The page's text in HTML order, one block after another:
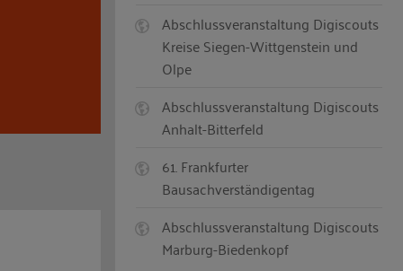
Abschlussveranstaltung Digiscouts
Kreise Siegen-Wittgenstein und
Olpe
Abschlussveranstaltung Digiscouts
Anhalt-Bitterfeld
61. Frankfurter
Bausachverständigentag
Abschlussveranstaltung Digiscouts
Marburg-Biedenkopf